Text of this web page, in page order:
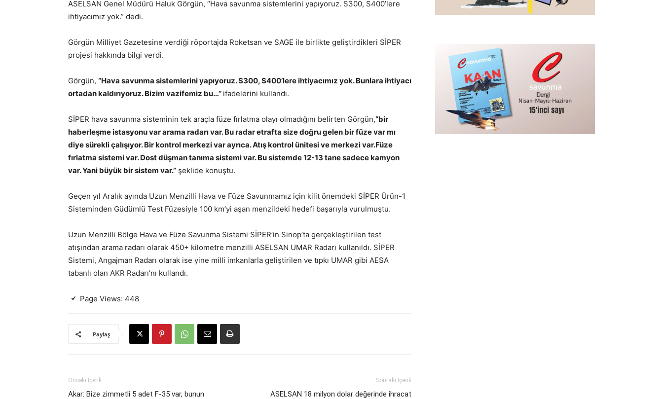
ASELSAN Genel Müdürü Haluk Görgün, “Hava savunma sistemlerini yapıyoruz. S300, S400’lere
ihtiyacımız yok.” dedi.
Görgün Milliyet Gazetesine verdiği röportajda Roketsan ve SAGE ile birlikte geliştirdikleri SİPER
projesi hakkında bilgi verdi.
Görgün, “Hava savunma sistemlerini yapıyoruz. S300, S400’lere ihtiyacımız yok. Bunlara ihtiyacı
ortadan kaldırıyoruz. Bizim vazifemiz bu…” ifadelerini kullandı.
SİPER hava savunma sisteminin tek araçla füze fırlatma olayı olmadığını belirten Görgün,“bir
haberleşme istasyonu var arama radarı var. Bu radar etrafta size doğru gelen bir füze var mı
diye sürekli çalışıyor. Bir kontrol merkezi var ayrıca. Atış kontrol ünitesi ve merkezi var.Füze
fırlatma sistemi var. Dost düşman tanıma sistemi var. Bu sistemde 12-13 tane sadece kamyon
var. Yani büyük bir sistem var.” şeklide konuştu.
Geçen yıl Aralık ayında Uzun Menzilli Hava ve Füze Savunmamız için kilit önemdeki SİPER Ürün-1
Sisteminden Güdümlü Test Füzesiyle 100 km’yi aşan menzildeki hedefi başarıyla vurulmuştu.
Uzun Menzilli Bölge Hava ve Füze Savunma Sistemi SİPER’in Sinop’ta gerçekleştirilen test
atışından arama radarı olarak 450+ kilometre menzilli ASELSAN UMAR Radarı kullanıldı. SİPER
Sistemi, Angajman Radarı olarak ise yine milli imkanlarla geliştirilen ve tıpkı UMAR gibi AESA
tabanlı olan AKR Radarı’nı kullandı.
Page Views: 448
Paylaş
Önceki İçerik
Akar: Bize zimmetli 5 adet F-35 var, bunun
Sonraki İçerik
ASELSAN 18 milyon dolar değerinde ihracat